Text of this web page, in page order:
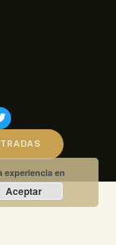
experiencia en
Aceptar